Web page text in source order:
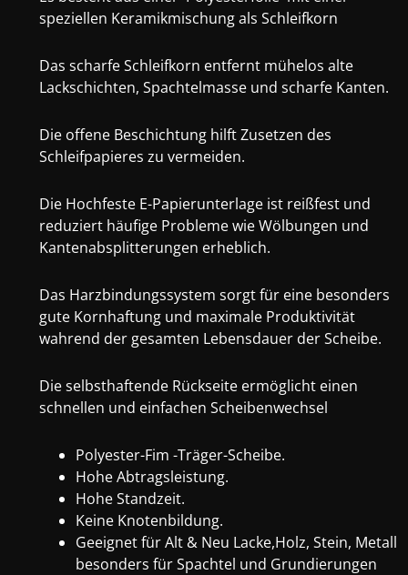
speziellen Keramikmischung als Schleifkorn
Das scharfe Schleifkorn entfernt mühelos alte
Lackschichten, Spachtelmasse und scharfe Kanten.
Die offene Beschichtung hilft Zusetzen des
Schleifpapieres zu vermeiden.
Die Hochfeste E-Papierunterlage ist reißfest und
reduziert häufige Probleme wie Wölbungen und
Kantenabsplitterungen erheblich.
Das Harzbindungssystem sorgt für eine besonders
gute Kornhaftung und maximale Produktivität
wahrend der gesamten Lebensdauer der Scheibe.
Die selbsthaftende Rückseite ermöglicht einen
schnellen und einfachen Scheibenwechsel
Polyester-Fim -Träger-Scheibe.
Hohe Abtragsleistung.
Hohe Standzeit.
Keine Knotenbildung.
Geeignet für Alt & Neu Lacke,Holz, Stein, Metall
besonders für Spachtel und Grundierungen